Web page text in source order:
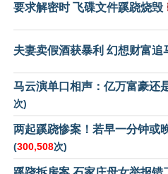
要求解密时 飞碟文件蹊跷烧毁
夫妻卖假酒获暴利 幻想财富追
马云演单口相声：亿万富豪还
次)
两起蹊跷惨案！若早一分钟或
(300,508次)